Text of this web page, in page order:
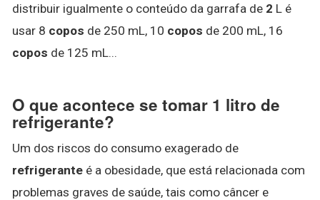
distribuir igualmente o conteúdo da garrafa de 2 L é
usar 8 copos de 250 mL, 10 copos de 200 mL, 16
copos de 125 mL...
O que acontece se tomar 1 litro de
refrigerante?
Um dos riscos do consumo exagerado de
refrigerante é a obesidade, que está relacionada com
problemas graves de saúde, tais como câncer e